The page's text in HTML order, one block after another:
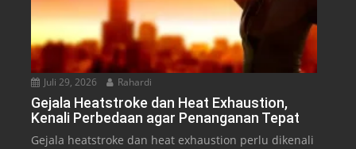
Juli 29, 2026 Rahardi
Gejala Heatstroke dan Heat Exhaustion,
Kenali Perbedaan agar Penanganan Tepat
Gejala heatstroke dan heat exhaustion perlu dikenali